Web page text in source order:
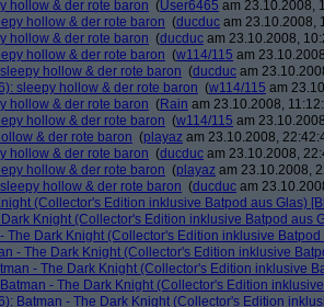
hollow & der rote baron (User6465 am 23.10.2008,
hollow & der rote baron (ducduc am 23.10.2008,
hollow & der rote baron (ducduc am 23.10.2008,
hollow & der rote baron (w114/115 am
hollow & der rote baron (ducduc am
sleepy hollow & der rote baron (w114/115 am
hollow & der rote baron (Rain am 23.10.2008,
hollow & der rote baron (w114/115 am
& der rote baron (playaz am 23.10.2008,
hollow & der rote baron (ducduc am 23.10.2008,
hollow & der rote baron (playaz am 23.10.2008,
hollow & der rote baron (ducduc am
(Collector's Edition inklusive Batpod aus Glas)
Knight (Collector's Edition inklusive Batpod aus
The Dark Knight (Collector's Edition inklusive
- The Dark Knight (Collector's Edition inklusive
- The Dark Knight (Collector's Edition inklusive
- The Dark Knight (Collector's Edition
Batman - The Dark Knight (Collector's Edition